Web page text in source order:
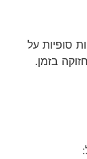
סופיות על
בזמן.